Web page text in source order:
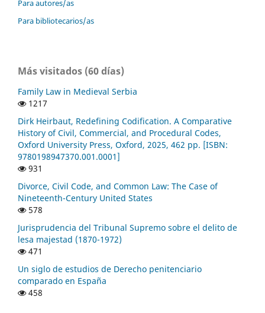
Para autores/as
Para bibliotecarios/as
Más visitados (60 días)
Family Law in Medieval Serbia
1217
Dirk Heirbaut, Redefining Codification. A Comparative
History of Civil, Commercial, and Procedural Codes,
Oxford University Press, Oxford, 2025, 462 pp. [ISBN:
9780198947370.001.0001]
931
Divorce, Civil Code, and Common Law: The Case of
Nineteenth-Century United States
578
Jurisprudencia del Tribunal Supremo sobre el delito de
lesa majestad (1870-1972)
471
Un siglo de estudios de Derecho penitenciario
comparado en España
458